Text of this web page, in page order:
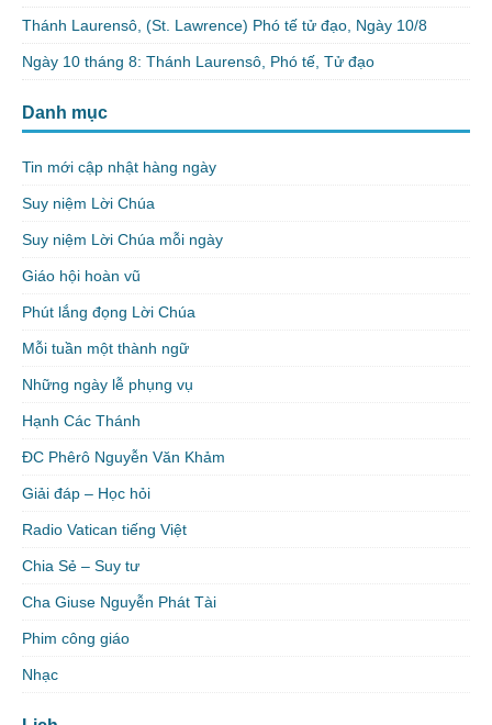
Thánh Laurensô, (St. Lawrence) Phó tế tử đạo, Ngày 10/8
Ngày 10 tháng 8: Thánh Laurensô, Phó tế, Tử đạo
Danh mục
Tin mới cập nhật hàng ngày
Suy niệm Lời Chúa
Suy niệm Lời Chúa mỗi ngày
Giáo hội hoàn vũ
Phút lắng đọng Lời Chúa
Mỗi tuần một thành ngữ
Những ngày lễ phụng vụ
Hạnh Các Thánh
ĐC Phêrô Nguyễn Văn Khảm
Giải đáp – Học hỏi
Radio Vatican tiếng Việt
Chia Sẻ – Suy tư
Cha Giuse Nguyễn Phát Tài
Phim công giáo
Nhạc